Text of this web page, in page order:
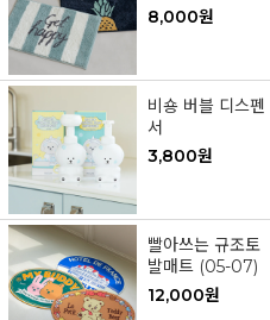
8,000원
비숑 버블 디스펜
서
3,800원
빨아쓰는 규조토
발매트 (05-07)
12,000원